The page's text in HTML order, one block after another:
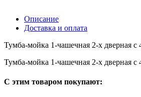
Описание
Доставка и оплата
Тумба-мойка 1-чашечная 2-х дверная
Тумба-мойка 1-чашечная 2-х дверная
С этим товаром покупают: